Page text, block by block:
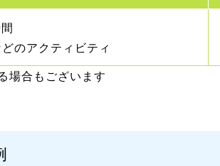
のアクティビティ
場合もございます